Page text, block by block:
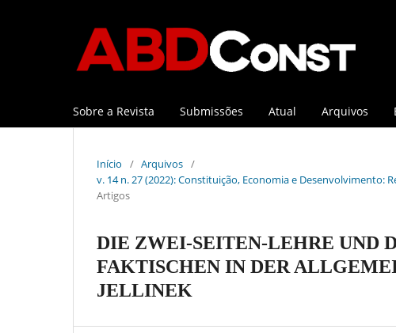
Sobre a Revista Submissões Atual Arquivos
Início / Arquivos /
v. 14 n. 27 (2022): Constituição, Economia e Desenvolvimento:
Artigos
DIE ZWEI-SEITEN-LEHRE UND
FAKTISCHEN IN DER
JELLINEK